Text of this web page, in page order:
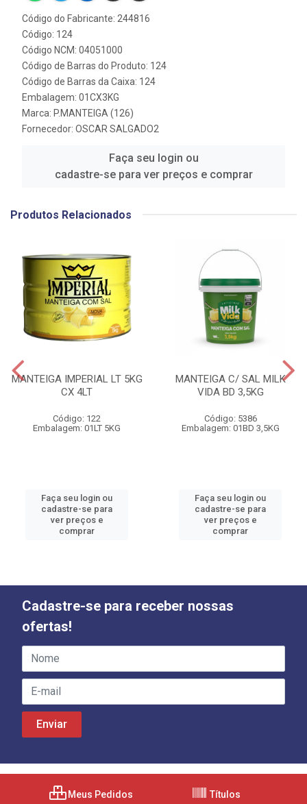
Código do Fabricante: 244816
Código: 124
Código NCM: 04051000
Código de Barras do Produto: 124
Código de Barras da Caixa: 124
Embalagem: 01CX3KG
Marca: P.MANTEIGA (126)
Fornecedor: OSCAR SALGADO2
Faça seu login ou
cadastre-se para ver preços e comprar
Produtos Relacionados
MANTEIGA IMPERIAL LT 5KG
CX 4LT
Código: 122
Embalagem: 01LT 5KG
Faça seu login ou
cadastre-se para
ver preços e
comprar
MANTEIGA C/ SAL MILK
VIDA BD 3,5KG
Código: 5386
Embalagem: 01BD 3,5KG
Faça seu login ou
cadastre-se para
ver preços e
comprar
Cadastre-se para receber nossas
ofertas!
Meus Pedidos Títulos